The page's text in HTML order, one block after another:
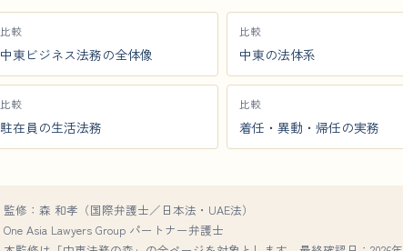
比較
中東ビジネス法務の全体像
比較
中東の法体系
比較
駐在員の生活法務
比較
着任・異動・帰任の実務
監修：森 和孝（国際弁護士／日本法・UAE法）
One Asia Lawyers Group パートナー弁護士